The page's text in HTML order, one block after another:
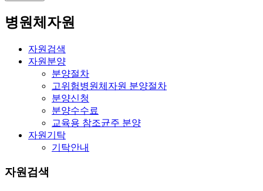
병원체자원
자원검색
자원분양
분양절차
고위험병원체자원 분양절차
분양신청
분양수수료
교육용 참조균주 분양
자원기탁
기탁안내
자원검색